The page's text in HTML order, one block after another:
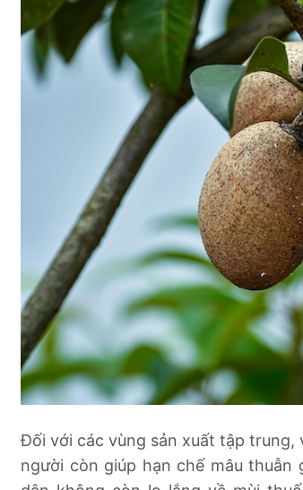
Đối với các vùng sản xuất tập
người còn giúp hạn chế mâu thuẫn